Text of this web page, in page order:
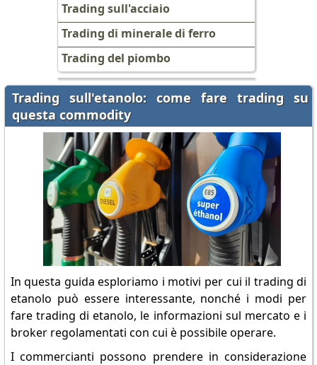
Trading sull'acciaio
Trading di minerale di ferro
Trading del piombo
Trading sull'etanolo: come fare trading su
questa commodity
In questa guida esploriamo i motivi per cui il trading di
etanolo può essere interessante, nonché i modi per
fare trading di etanolo, le informazioni sul mercato e i
broker regolamentati con cui è possibile operare.
I commercianti possono prendere in considerazione